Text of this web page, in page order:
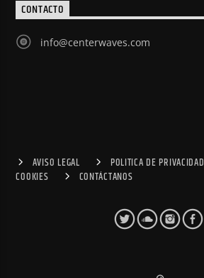
CONTACTO
info@centerwaves.com
AVISO LEGAL POLITICA DE PRIVACIDAD
COOKIES
CONTÁCTANOS